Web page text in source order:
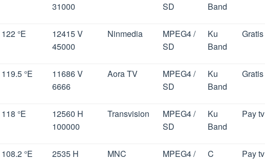
31000
SD
Band
122 °E
12415 V
45000
Ninmedia
MPEG4 /
SD
Ku
Band
Gratis
119.5 °E
11686 V
6666
Aora TV
MPEG4 /
SD
Ku
Band
Gratis
118 °E
12560 H
100000
Transvision
MPEG4 /
SD
Ku
Band
Pay tv
108.2 °E
2535 H
MNC
MPEG4 /
C
Pay tv